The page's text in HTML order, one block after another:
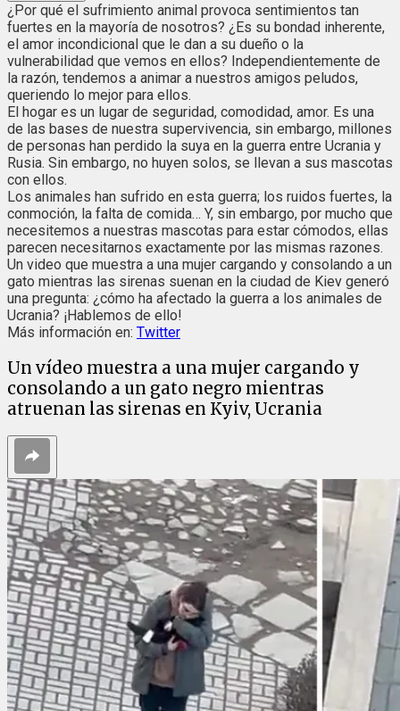
¿Por qué el sufrimiento animal provoca sentimientos tan
fuertes en la mayoría de nosotros? ¿Es su bondad inherente,
el amor incondicional que le dan a su dueño o la
vulnerabilidad que vemos en ellos? Independientemente de
la razón, tendemos a animar a nuestros amigos peludos,
queriendo lo mejor para ellos.
El hogar es un lugar de seguridad, comodidad, amor. Es una
de las bases de nuestra supervivencia, sin embargo, millones
de personas han perdido la suya en la guerra entre Ucrania y
Rusia. Sin embargo, no huyen solos, se llevan a sus mascotas
con ellos.
Los animales han sufrido en esta guerra; los ruidos fuertes, la
conmoción, la falta de comida… Y, sin embargo, por mucho que
necesitemos a nuestras mascotas para estar cómodos, ellas
parecen necesitarnos exactamente por las mismas razones.
Un video que muestra a una mujer cargando y consolando a un
gato mientras las sirenas suenan en la ciudad de Kiev generó
una pregunta: ¿cómo ha afectado la guerra a los animales de
Ucrania? ¡Hablemos de ello!
Más información en: Twitter
Un vídeo muestra a una mujer cargando y
consolando a un gato negro mientras
atruenan las sirenas en Kyiv, Ucrania